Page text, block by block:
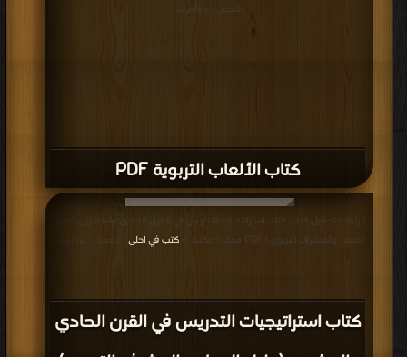
كتاب الألعاب التربوية PDF
التحميل : مرة/مرات
كتاب استراتيجيات التدريس في القرن الحادي
قراءة و تحميل كتاب كتاب استراتيجيات التدريس في القرن الحادي والعشرين (دليل
المعلم والمشرف التربوي) PDF مجانا | مكتبة >
كتب في احلى | التحميل : مرة/مرات